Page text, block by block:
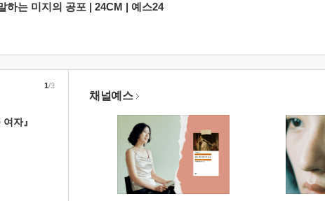
하는 미지의 공포 | 24CM | 예스24
자』
1/3
채널예스